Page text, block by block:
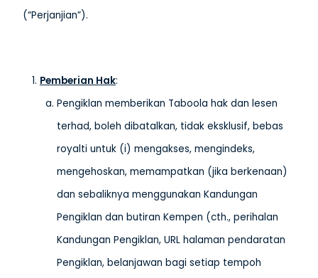
(“Perjanjian”).
Pemberian Hak:
Pengiklan memberikan Taboola hak dan lesen
terhad, boleh dibatalkan, tidak eksklusif, bebas
royalti untuk (i) mengakses, mengindeks,
mengehoskan, memampatkan (jika berkenaan)
dan sebaliknya menggunakan Kandungan
Pengiklan dan butiran Kempen (cth., perihalan
Kandungan Pengiklan, URL halaman pendaratan
Pengiklan, belanjawan bagi setiap tempoh